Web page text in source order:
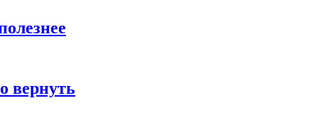
вернуть